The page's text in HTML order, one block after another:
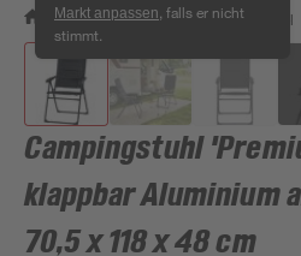
Markt anpassen , falls er nicht
stimmt.
/ Garten & Freizeit / Gartenmöbel
Campingstuhl
klappbar Aluminium
70,5 x 118 x 48 cm